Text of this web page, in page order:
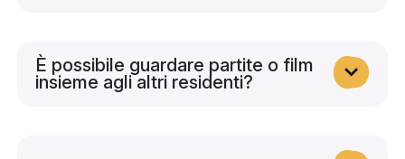
È possibile guardare partite o film
insieme agli altri residenti?